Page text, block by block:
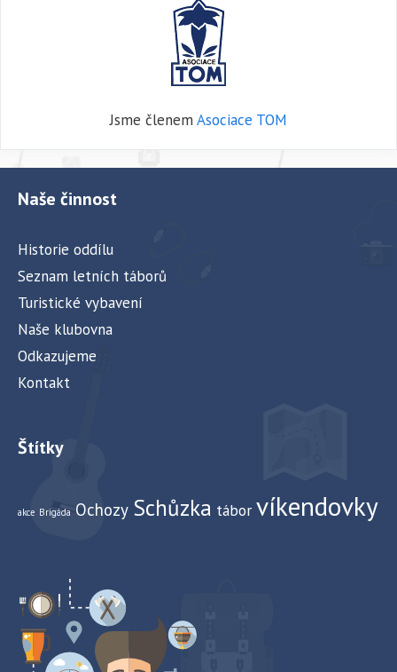
Jsme členem Asociace TOM
Naše činnost
Historie oddílu
Seznam letních táborů
Turistické vybavení
Naše klubovna
Odkazujeme
Kontakt
Štítky
akce Brigáda Ochozy Schůzka tábor víkendovky